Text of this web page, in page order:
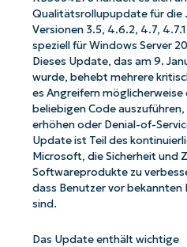
Qualitätsrollupupdate für die
Versionen 3.5, 4.6.2, 4.7,
speziell für Windows Server
Dieses Update, das am 9.
wurde, behebt mehrere
es Angreifern
beliebigen Code
erhöhen oder Denial-of-
Update ist Teil des
Microsoft, die Sicherheit und
Softwareprodukte zu
dass Benutzer vor
sind.
Das Update enthält wichtige